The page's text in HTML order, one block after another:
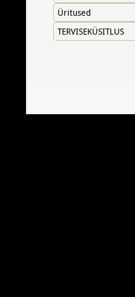
Üritused
TERVISEKÜSITLUS